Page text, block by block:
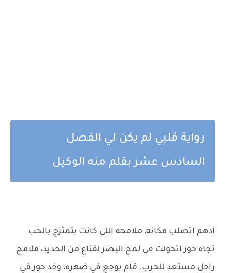
رواية قلبي لم يكن لي الفصل
السادس عشر بقلم منه الوكيل
أدهم اتصلب مكانه، ملامحه اللي كانت بتمتزج بالحب
تجاه حور اتحولت في لمح البصر لقناع من الحديد، ملامح
راجل مستعد للحرب. قام بوجع في ضهره، وخد حور في